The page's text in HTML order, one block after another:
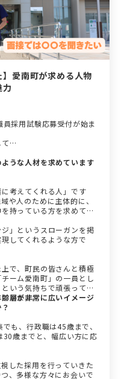
】愛南町が求める人物
採用試験応募受付が始ま
て…
うな人材を求めています
考えてくれる人」です
や人のために主体的に、
持っている方を求めてい
」というスローガンを掲
してくれるような方で
で、町民の皆さんと積極
ーム愛南町」の一員とし
いう気持ちで頑張ってい
います。
層が非常に広いイメージ
も、行政職は45歳まで、
歳までと、幅広い方に応
した採用を行っていきた
、多様な方々にお会いで